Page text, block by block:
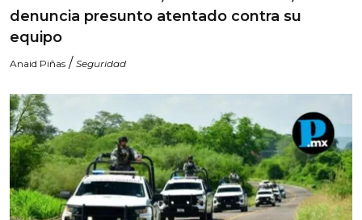
denuncia presunto atentado contra su
equipo
Anaid Piñas / Seguridad